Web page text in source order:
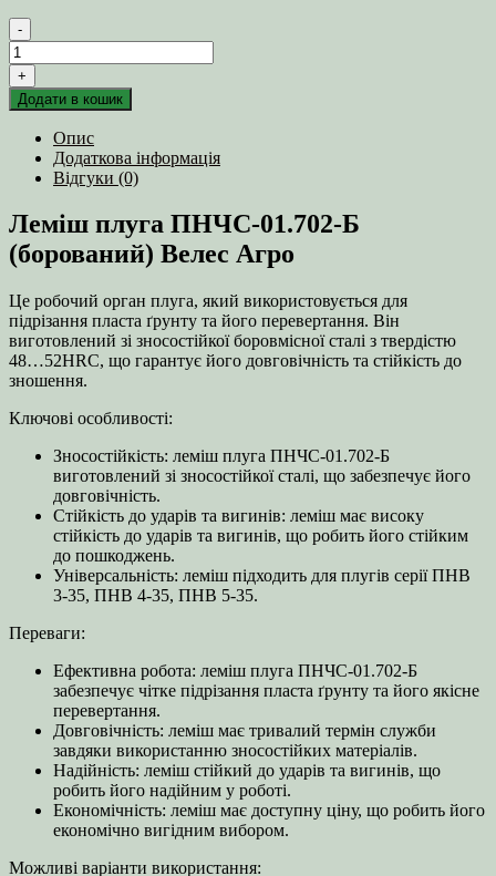
-
Леміш
плуга
ПНЧС-01.702-
Б
(борований)
кількість
+
Додати в кошик
Опис
Додаткова інформація
Відгуки (0)
Леміш плуга ПНЧС-01.702-Б
(борований) Велес Агро
Це робочий орган плуга, який використовується для
підрізання пласта ґрунту та його перевертання. Він
виготовлений зі зносостійкої боровмісної сталі з твердістю
48…52HRC, що гарантує його довговічність та стійкість до
зношення.
Ключові особливості:
Зносостійкість: леміш плуга ПНЧС-01.702-Б
виготовлений зі зносостійкої сталі, що забезпечує його
довговічність.
Стійкість до ударів та вигинів: леміш має високу
стійкість до ударів та вигинів, що робить його стійким
до пошкоджень.
Універсальність: леміш підходить для плугів серії ПНВ
3-35, ПНВ 4-35, ПНВ 5-35.
Переваги:
Ефективна робота: леміш плуга ПНЧС-01.702-Б
забезпечує чітке підрізання пласта ґрунту та його якісне
перевертання.
Довговічність: леміш має тривалий термін служби
завдяки використанню зносостійких матеріалів.
Надійність: леміш стійкий до ударів та вигинів, що
робить його надійним у роботі.
Економічність: леміш має доступну ціну, що робить його
економічно вигідним вибором.
Можливі варіанти використання: